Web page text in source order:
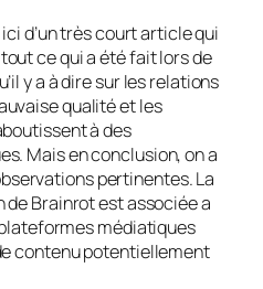
d’un très court article qui
ce qui a été fait lors de
y a à dire sur les relations
qualité et les
à des
Mais en conclusion, on a
pertinentes. La
Brainrot est associée a
médiatiques
contenu potentiellement